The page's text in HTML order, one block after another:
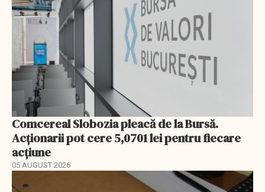
Comcereal Slobozia pleacă de la Bursă.
Acționarii pot cere 5,0701 lei pentru fiecare
acțiune
05 AUGUST 2026